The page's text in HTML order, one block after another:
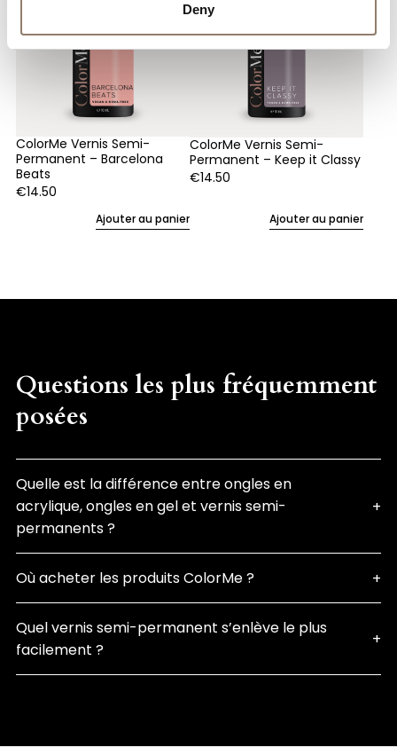
Deny
ColorMe Vernis Semi-
Permanent – Barcelona
Beats
€14.50
Ajouter au panier
ColorMe Vernis Semi-
Permanent – Keep it Classy
€14.50
Ajouter au panier
Questions les plus fréquemment
posées
Quelle est la différence entre ongles en
acrylique, ongles en gel et vernis semi-
permanents ?
Où acheter les produits ColorMe ?
Quel vernis semi-permanent s’enlève le plus
facilement ?